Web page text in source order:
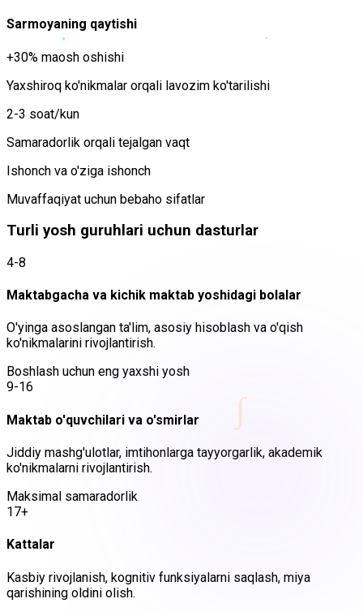
∫
Sarmoyaning qaytishi
+30% maosh oshishi
Yaxshiroq ko'nikmalar orqali lavozim ko'tarilishi
2-3 soat/kun
Samaradorlik orqali tejalgan vaqt
Ishonch va o'ziga ishonch
Muvaffaqiyat uchun bebaho sifatlar
Turli yosh guruhlari uchun dasturlar
4-8
Maktabgacha va kichik maktab yoshidagi bolalar
O'yinga asoslangan ta'lim, asosiy hisoblash va o'qish
ko'nikmalarini rivojlantirish.
Boshlash uchun eng yaxshi yosh
9-16
Maktab o'quvchilari va o'smirlar
Jiddiy mashg'ulotlar, imtihonlarga tayyorgarlik, akademik
ko'nikmalarni rivojlantirish.
Maksimal samaradorlik
17+
Kattalar
Kasbiy rivojlanish, kognitiv funksiyalarni saqlash, miya
qarishining oldini olish.